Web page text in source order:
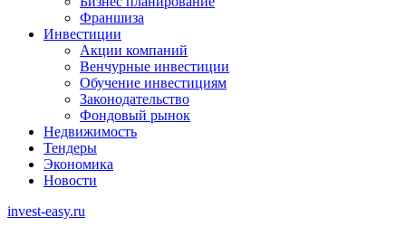
Франшиза
Инвестиции
Акции компаний
Венчурные инвестиции
Обучение инвестициям
Законодательство
Фондовый рынок
Недвижимость
Тендеры
Экономика
Новости
invest-easy.ru